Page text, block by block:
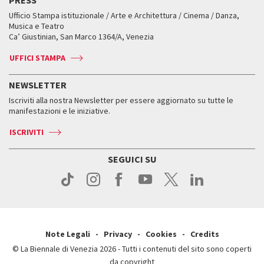
FAQ
Servizi al pubblico
Come raggiungerci
Press
Edizioni passate
Orari e sedi
Accrediti
Come raggiungerci
Orari e sedi
Biglietti
Accrediti
Come raggiungerci
Contatti
Press
Accrediti
Servizi al pubblico
Come raggiungerci
Press
Workshop di critica teatrale
Leone d’oro alla carriera
Leone d’argento
Edizioni passate
Orari e sedi
Biglietti
Servizi al pubblico
Come raggiungerci
Contatti
Fondi e Collezioni
Biennale College ASAC
ASAC DATI
Storia
Orari e sedi
Ufficio Stampa istituzionale / Arte e Architettura / Cinema / Danza,
Musica e Teatro
Ca’ Giustinian, San Marco 1364/A, Venezia
UFFICI STAMPA
NEWSLETTER
Iscriviti alla nostra Newsletter per essere aggiornato su tutte le
manifestazioni e le iniziative.
ISCRIVITI
SEGUICI SU
Note Legali Privacy Cookies
Credits
© La Biennale di Venezia 2026 - Tutti i contenuti del sito sono coperti
da copyright